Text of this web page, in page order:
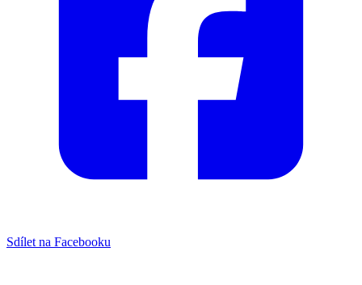
Sdílet na Facebooku